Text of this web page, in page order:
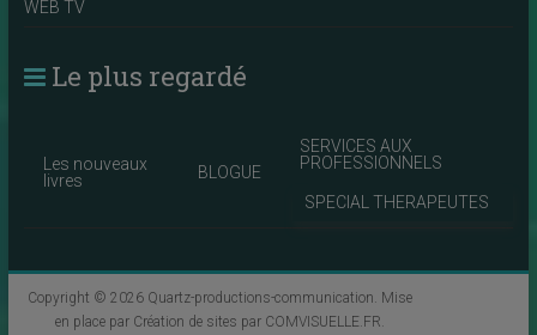
WEB TV
Le plus regardé
Les nouveaux
livres
BLOGUE
SERVICES AUX
PROFESSIONNELS
SPECIAL THERAPEUTES
Copyright © 2026 Quartz-productions-communication . Mise
en place par Création de sites par COMVISUELLE.FR